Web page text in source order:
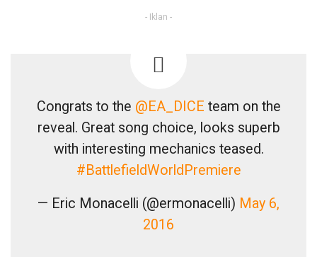
- Iklan -
Congrats to the @EA_DICE team on the
reveal. Great song choice, looks superb
with interesting mechanics teased.
#BattlefieldWorldPremiere
— Eric Monacelli (@ermonacelli) May 6,
2016